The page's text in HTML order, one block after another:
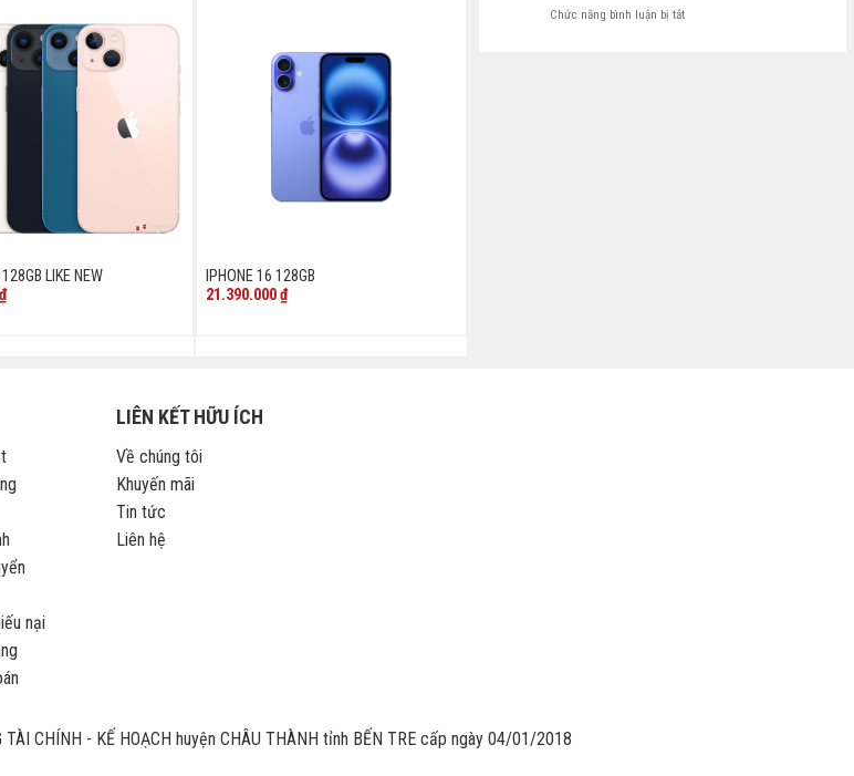
LIKE NEW
₫
IPHONE 16 128GB
21.390.000₫
Chức năng bình luận bị tắtở
nại
LIÊN KẾT HỮU ÍCH
Về chúng tôi
Khuyến mãi
Tin tức
Liên hệ
CHÍNH - KẾ HOẠCH huyện CHÂU THÀNH tỉnh BẾN TRE cấp ngày 04/01/2018